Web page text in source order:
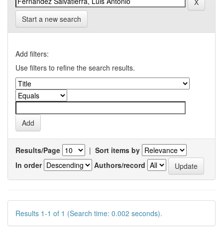
Start a new search
Add filters:
Use filters to refine the search results.
Results/Page | Sort items by
In order
Authors/record
Results 1-1 of 1 (Search time: 0.002 seconds).